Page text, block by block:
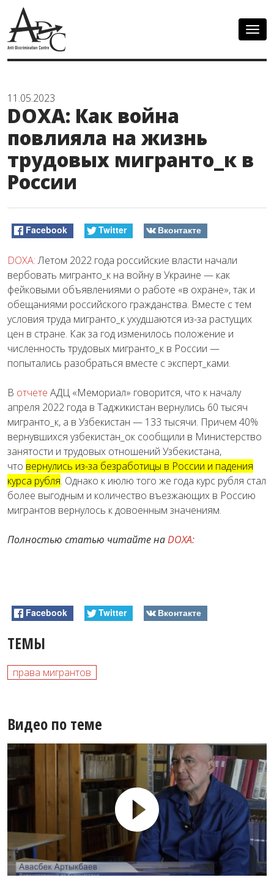
11.05.2023
DOXA: Как война
повлияла на жизнь
трудовых мигранто_к в
России
Facebook Twitter Вконтакте
DOXA:Летом 2022 года российские власти начали
вербовать мигранто_к на войну в Украине — как
фейковыми объявлениями о работе «в охране», так и
обещаниями российского гражданства. Вместе с тем
условия труда мигранто_к ухудшаются из-за растущих
цен в стране. Как за год изменилось положение и
численность трудовых мигранто_к в России —
попытались разобраться вместе с эксперт_ками.
В отчете АДЦ «Мемориал» говорится, что к началу
апреля 2022 года в Таджикистан вернулись 60 тысяч
мигранто_к, а в Узбекистан — 133 тысячи. Причем 40%
вернувшихся узбекистан_ок сообщили в Министерство
занятости и трудовых отношений Узбекистана,
что вернулись из-за безработицы в России и падения
курса рубля. Однако к июлю того же года курс рубля стал
более выгодным и количество въезжающих в Россию
мигрантов вернулось к довоенным значениям.
Полностью статью читайте наDOXA:
Facebook Twitter Вконтакте
ТЕМЫ
права мигрантов
Видео по теме